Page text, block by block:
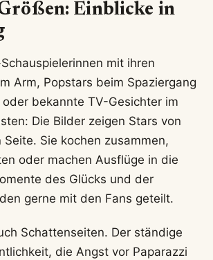
Einblicke in
mit ihren
Arm, Popstars beim Spaziergang
bekannte TV-Gesichter im
Die Bilder zeigen Stars von
Seite. Sie kochen zusammen,
oder machen Ausflüge in die
des Glücks und der
gerne mit den Fans geteilt.
Schattenseiten. Der ständige
die Angst vor Paparazzi